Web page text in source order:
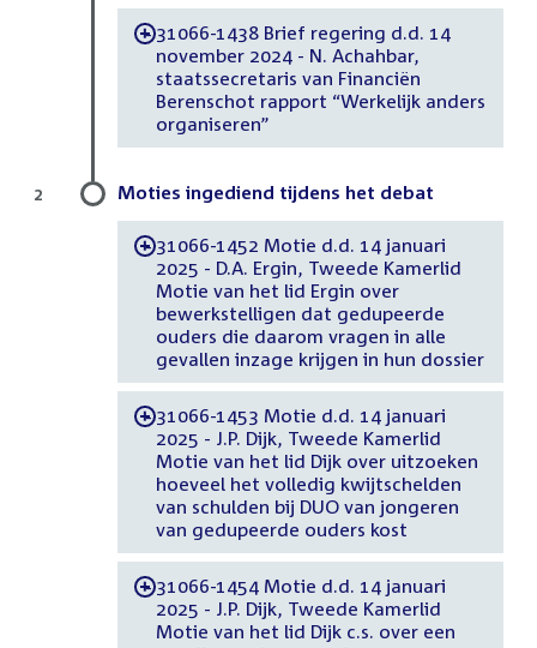
-31066-1438 Brief regering d.d. 14
november 2024 - N. Achahbar,
staatssecretaris van Financiën
Berenschot rapport “Werkelijk anders
organiseren”
Moties ingediend tijdens het debat
-31066-1452 Motie d.d. 14 januari
2025 - D.A. Ergin, Tweede Kamerlid
Motie van het lid Ergin over
bewerkstelligen dat gedupeerde
ouders die daarom vragen in alle
gevallen inzage krijgen in hun dossier
-31066-1453 Motie d.d. 14 januari
2025 - J.P. Dijk, Tweede Kamerlid
Motie van het lid Dijk over uitzoeken
hoeveel het volledig kwijtschelden
van schulden bij DUO van jongeren
van gedupeerde ouders kost
-31066-1454 Motie d.d. 14 januari
2025 - J.P. Dijk, Tweede Kamerlid
Motie van het lid Dijk c.s. over een
2